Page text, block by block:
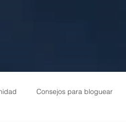
Consejos para bloguear